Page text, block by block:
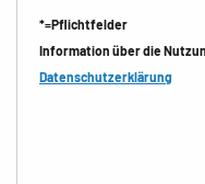
*=Pflichtfelder
Information über die
Datenschutzerklärung